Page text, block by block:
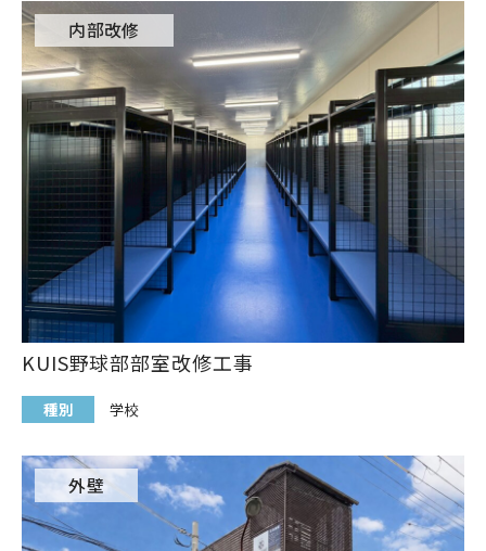
内部改修
KUIS野球部部室改修工事
種別 学校
外壁